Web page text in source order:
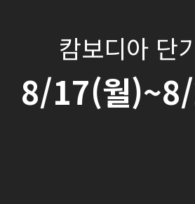
캄보디아 단
8/17(월